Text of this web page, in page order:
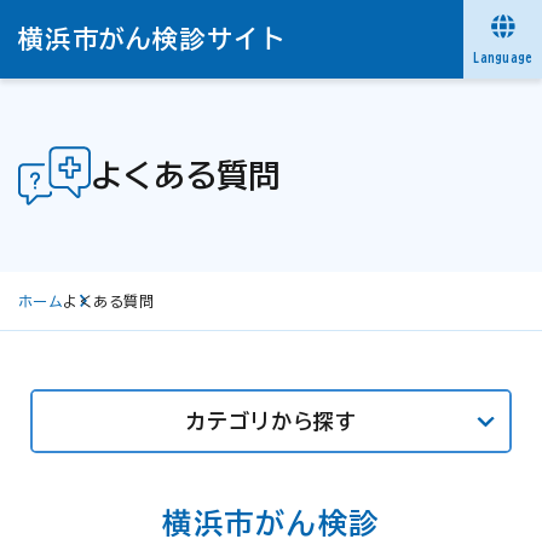
横浜市がん検診サイト
Language
よくある質問
ホーム よくある質問
カテゴリから探す
横浜市がん検診